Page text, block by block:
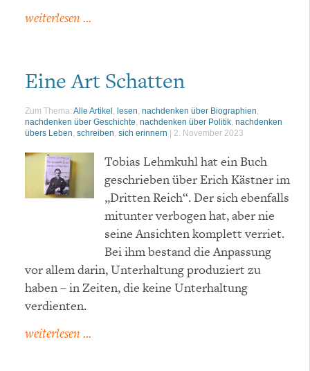
weiterlesen ...
Eine Art Schatten
Zum Thema: Alle Artikel lesen nachdenken über Biographien
nachdenken über Geschichte nachdenken über Politik, nachdenken
übers Leben schreiben sich erinnern | 2. November 2023
Tobias Lehmkuhl hat ein Buch
geschrieben über Erich Kästner im
„Dritten Reich“. Der sich ebenfalls
mitunter verbogen hat, aber nie
seine Ansichten komplett verriet.
Bei ihm bestand die Anpassung
vor allem darin, Unterhaltung produziert zu
haben – in Zeiten, die keine Unterhaltung
verdienten.
weiterlesen ...